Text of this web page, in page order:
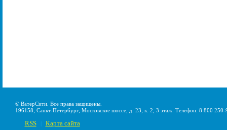
© ВатерСити. Все права защищены.
196158, Санкт-Петербург, Московское шоссе, д. 23, к. 2, 3 этаж. Телефон: 8 800
RSS Карта сайта